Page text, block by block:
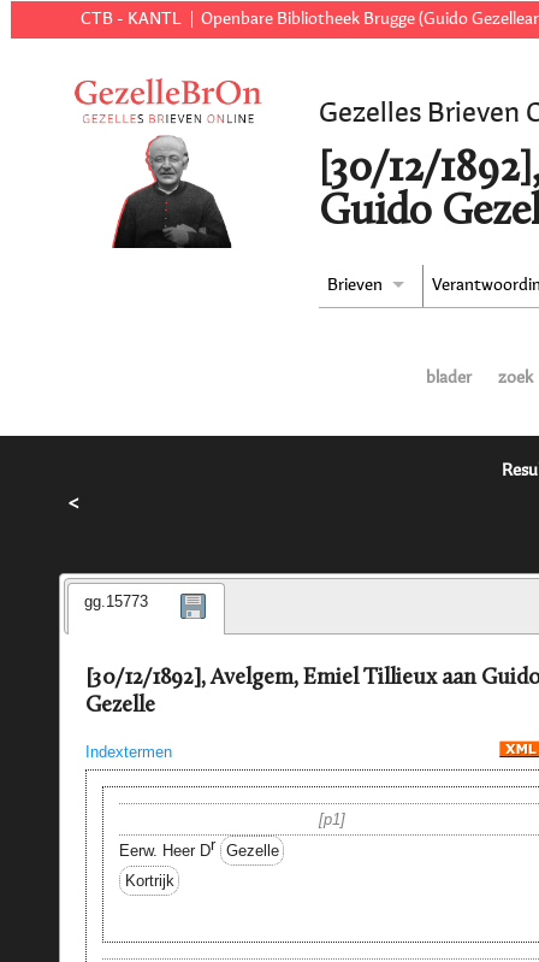
CTB - KANTL Openbare Bibliotheek Brugge (Guido
Gezelles Brieven
[30/12/
Guido
Brieven
blader zoek
<
gg.15773
[30/12/1892], Avelgem, Emiel Tillieux aan Guido
Gezelle
Indextermen
p1
Eerw. Heer Dr
Gezelle
Kortrijk